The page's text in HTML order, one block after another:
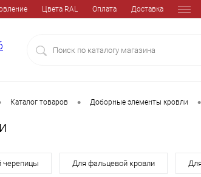
Цвета RAL Оплата Доставка
Каталог товаров • Доборные элементы кровли •
черепицы Для фальцевой кровли